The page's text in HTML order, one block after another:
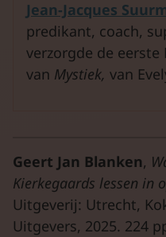
Jean-Jacques
predikant, coach,
verzorgde de
van Mystiek, van
Geert Jan Blanken,
Kierkegaards lessen in
Uitgeverij: Utrecht,
Uitgevers, 2025. 224